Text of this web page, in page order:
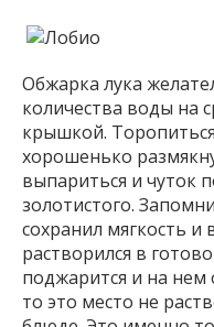
Обжарка лука
количества воды на
крышкой.
хорошенько
выпариться и чуток
золотистого.
сохранил мягкость и
растворился в
поджарится и на нем
то это место не